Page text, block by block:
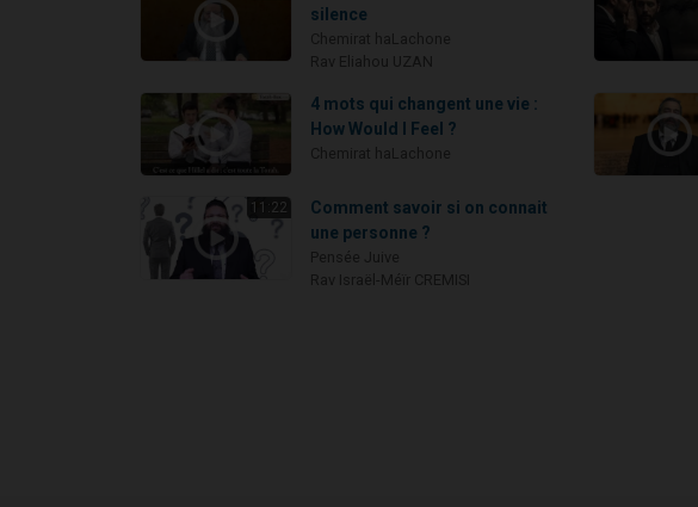
silence
4 mots qui changent une vie :
How Would I Feel ?
11:22
Comment savoir si on connait
une personne ?